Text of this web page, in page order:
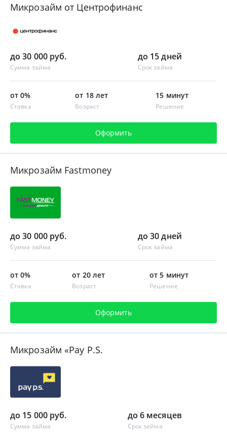
Микрозайм от Центрофинанс
до 30 000 руб.
Сумма займа
до 15 дней
Срок займа
от 0%
Ставка
от 18 лет
Возраст
15 минут
Решение
Оформить
Микрозайм Fastmoney
до 30 000 руб.
Сумма займа
до 30 дней
Срок займа
от 0%
Ставка
от 20 лет
Возраст
от 5 минут
Решение
Оформить
Микрозайм «Pay P.S.
до 15 000 руб.
Сумма займа
до 6 месяцев
Срок займа